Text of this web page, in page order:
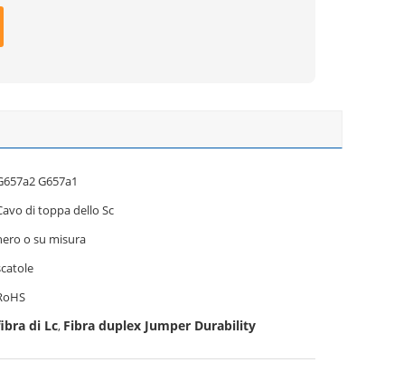
G657a1
di toppa dello Sc
o su misura
di Lc, Fibra duplex Jumper Durability